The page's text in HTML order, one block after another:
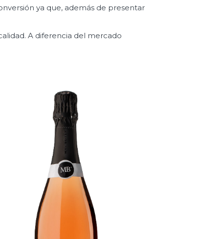
ya que, además de presentar
A diferencia del mercado